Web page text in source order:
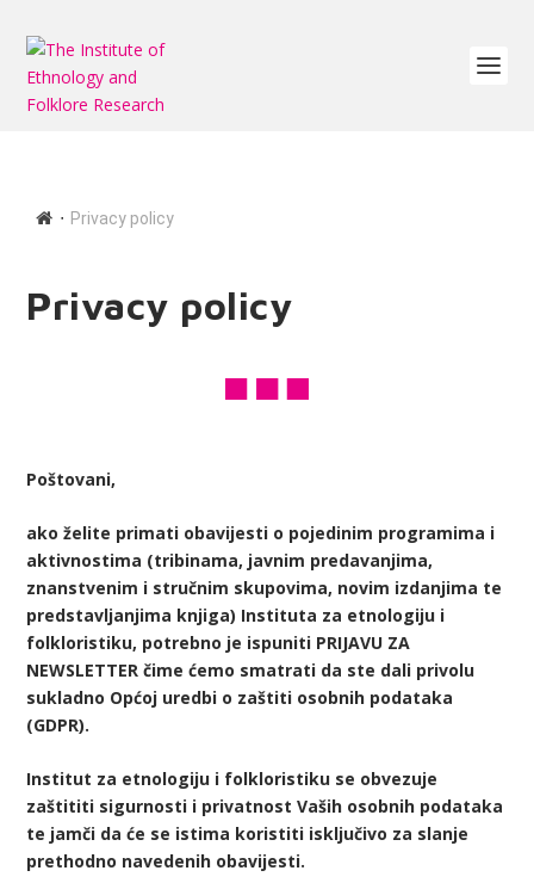
∙ Privacy policy
Privacy policy
Poštovani,
ako želite primati obavijesti o pojedinim programima i
aktivnostima (tribinama, javnim predavanjima,
znanstvenim i stručnim skupovima, novim izdanjima te
predstavljanjima knjiga) Instituta za etnologiju i
folkloristiku, potrebno je ispuniti PRIJAVU ZA
NEWSLETTER čime ćemo smatrati da ste dali privolu
sukladno Općoj uredbi o zaštiti osobnih podataka
(GDPR).
Institut za etnologiju i folkloristiku se obvezuje
zaštititi sigurnosti i privatnost Vaših osobnih podataka
te jamči da će se istima koristiti isključivo za slanje
prethodno navedenih obavijesti.